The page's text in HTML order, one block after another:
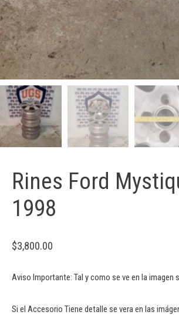
Rines Ford
1998
$3,800.00
Aviso Importante: Tal y como se ve en la imagen
Si el Accesorio Tiene detalle se vera en las